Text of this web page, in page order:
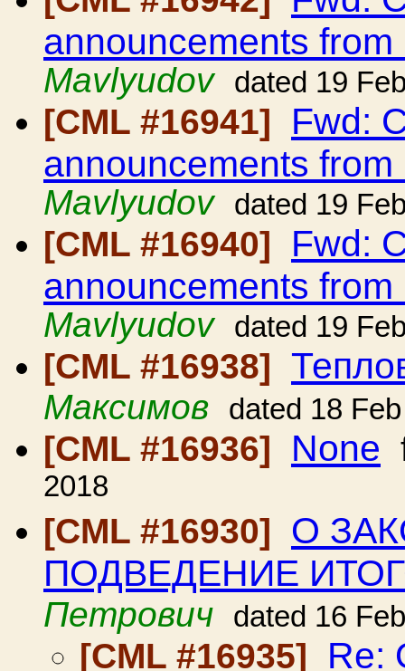
announcements from
Mavlyudov
dated 19
[CML #16941] Fwd:
announcements from
Mavlyudov
dated 19
[CML #16940] Fwd:
announcements from
Mavlyudov
dated 19
[CML #16938]
Максимов dated 18
[CML #16936] None
2018
[CML #16930]
О
ПОДВЕДЕНИЕ
Петрович dated 16
[CML #16935]